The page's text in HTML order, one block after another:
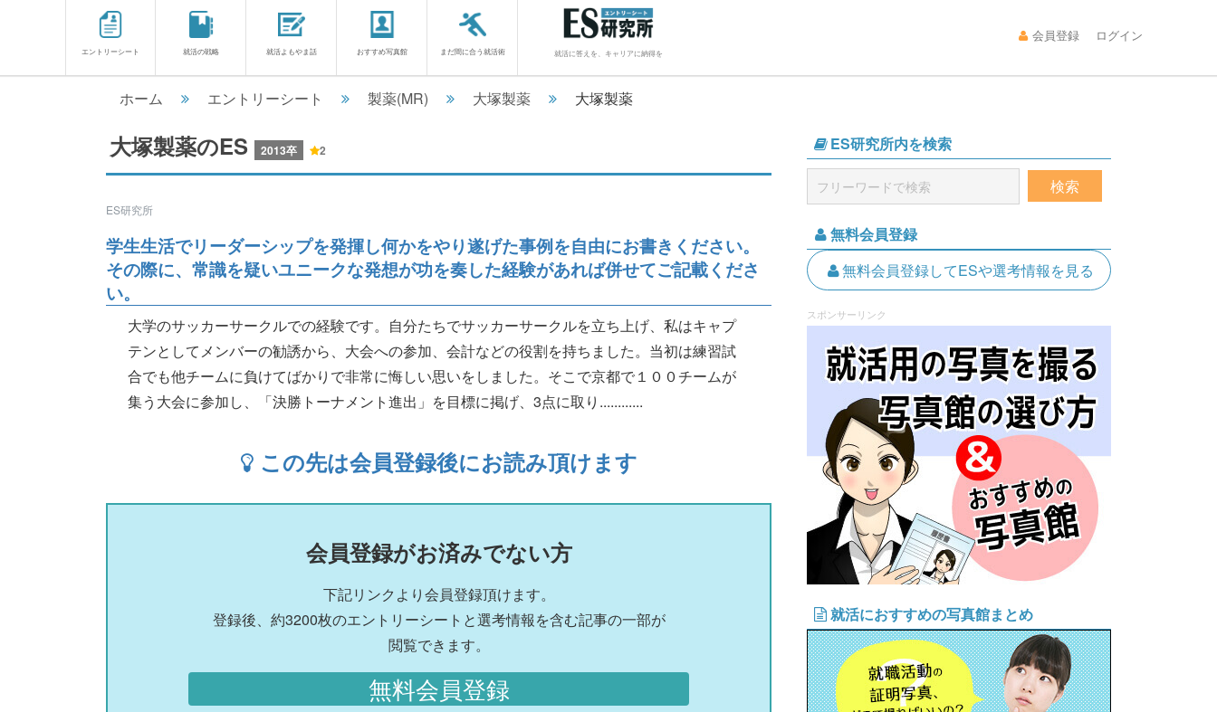
エントリーシート 就活の戦略 就活よもやま話 おすすめ写真館 まだ間に合う就活術 就活に答えを、キャリアに納得を
会員登録 ログイン
ホーム エントリーシート 製薬(MR) 大塚製薬 大塚製薬
大塚製薬のES 2013卒 2
ES研究所
学生生活でリーダーシップを発揮し何かをやり遂げた事例を自由にお書きください。
その際に、常識を疑いユニークな発想が功を奏した経験があれば併せてご記載くださ
い。
大学のサッカーサークルでの経験です。自分たちでサッカーサークルを立ち上げ、私はキャプ
テンとしてメンバーの勧誘から、大会への参加、会計などの役割を持ちました。当初は練習試
合でも他チームに負けてばかりで非常に悔しい思いをしました。そこで京都で１００チームが
集う大会に参加し、「決勝トーナメント進出」を目標に掲げ、3点に取り............
この先は会員登録後にお読み頂けます
会員登録がお済みでない方
下記リンクより会員登録頂けます。
登録後、約3200枚のエントリーシートと選考情報を含む記事の一部が
閲覧できます。
無料会員登録
ES研究所内を検索
無料会員登録
無料会員登録してESや選考情報を見る
スポンサーリンク
就活におすすめの写真館まとめ